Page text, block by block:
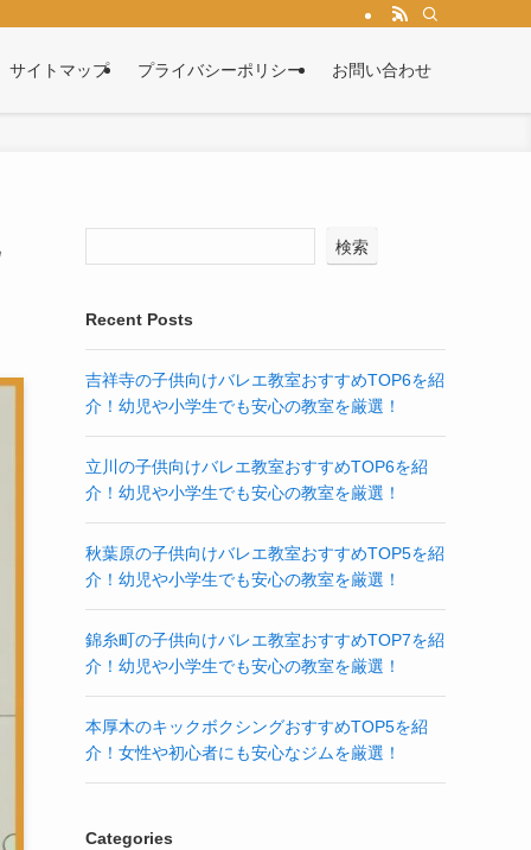
サイトマップ プライバシーポリシー お問い合わせ
検索
Recent Posts
吉祥寺の子供向けバレエ教室おすすめTOP6を紹
介！幼児や小学生でも安心の教室を厳選！
立川の子供向けバレエ教室おすすめTOP6を紹
介！幼児や小学生でも安心の教室を厳選！
秋葉原の子供向けバレエ教室おすすめTOP5を紹
介！幼児や小学生でも安心の教室を厳選！
錦糸町の子供向けバレエ教室おすすめTOP7を紹
介！幼児や小学生でも安心の教室を厳選！
本厚木のキックボクシングおすすめTOP5を紹
介！女性や初心者にも安心なジムを厳選！
Categories